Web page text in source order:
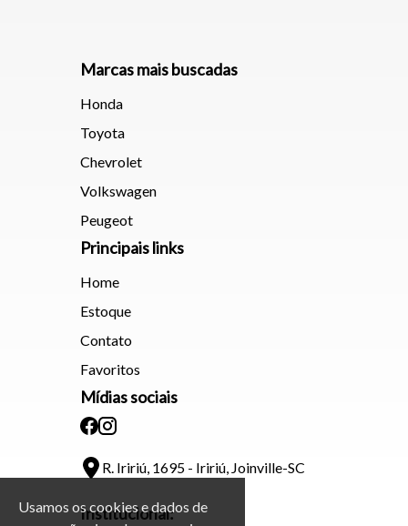
Usamos os cookies e dados de
Marcas mais buscadas
Honda
Toyota
Chevrolet
Volkswagen
Peugeot
Principais links
Home
Estoque
Contato
Favoritos
Mídias sociais
R. Iririú, 1695 - Iririú, Joinville-SC
Institucional: